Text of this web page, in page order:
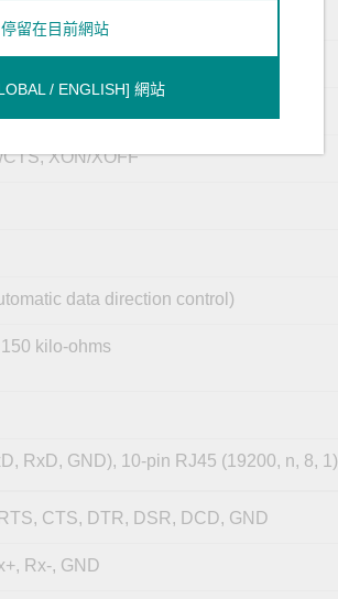
XON/XOFF
data direction control)
kilo-ohms
RxD, GND), 10-pin RJ45 (19200, n, 8, 1)
CTS, DTR, DSR, DCD, GND
Rx-, GND
停留在目前網站
/ ENGLISH] 網站